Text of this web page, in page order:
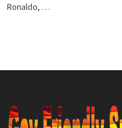
Ronaldo, …